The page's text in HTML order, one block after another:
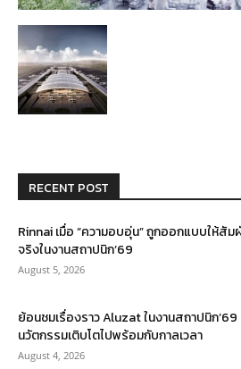
RECENT POST
Rinnai เมื่อ “ความอบอุ่น” ถูกออกแบบให้สัม
จริงในงานสถาปนิก’69
August 5, 2026
ย้อนชมเรื่องราว Aluzat ในงานสถาปนิก’69
นวัตกรรมเติบโตไปพร้อมกับกาลเวลา
August 4, 2026